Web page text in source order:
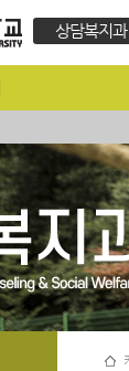
상담복지과